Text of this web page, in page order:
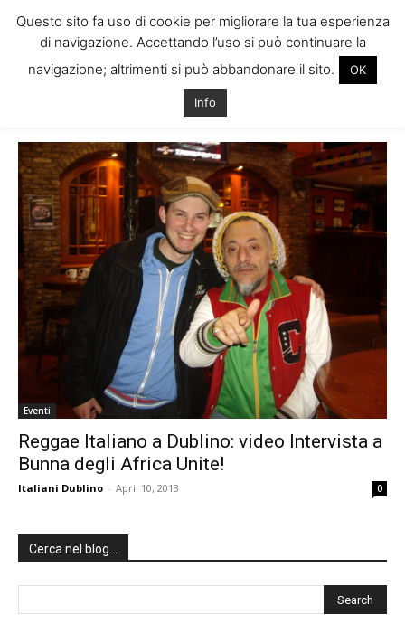
Tag: concerti reggae dublino
Eventi
Reggae Italiano a Dublino: video Intervista a
Bunna degli Africa Unite!
Italiani Dublino - April 10, 2013 0
Cerca nel blog…
Questo sito fa uso di cookie per migliorare la tua esperienza
di navigazione. Accettando l’uso si può continuare la
navigazione; altrimenti si può abbandonare il sito.
OK
Info